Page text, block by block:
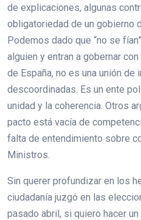
de explicaciones, algunas
obligatoriedad de un gobierno
Podemos dado que “no se
alguien y entran a gobernar
de España, no es una unión
descoordinadas. Es un ente
unidad y la coherencia. Otros
pacto está vacía de
falta de entendimiento sobre
Ministros.
Sin querer profundizar en los
ciudadanía juzgó en las
pasado abril, si quiero hacer